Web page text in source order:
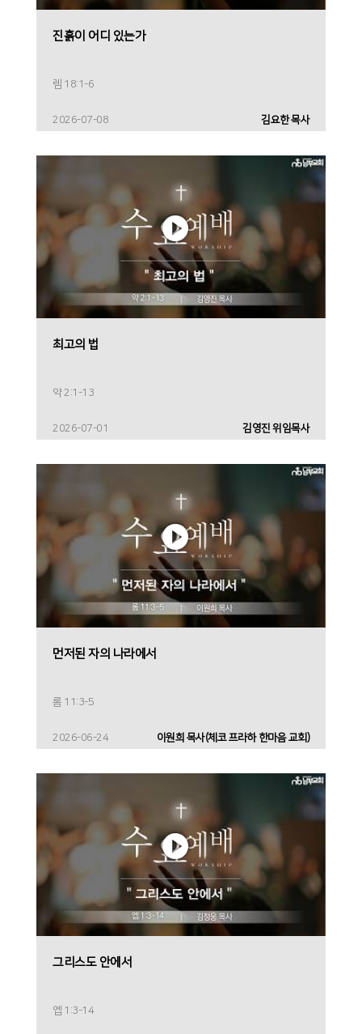
진흙이 어디 있는가
렘 18:1-6
2026-07-08 김요한 목사
최고의 법
약 2:1-13
2026-07-01 김영진 위임목사
먼저된 자의 나라에서
롬 11:3-5
2026-06-24 이원희 목사(체코 프라하 한마음 교회)
그리스도 안에서
엡 1:3-14